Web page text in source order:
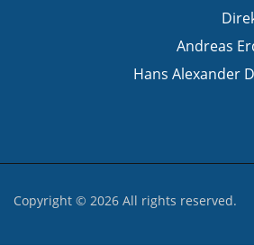
Andreas
Hans Alexander
Copyright © 2026 All rights reserved.